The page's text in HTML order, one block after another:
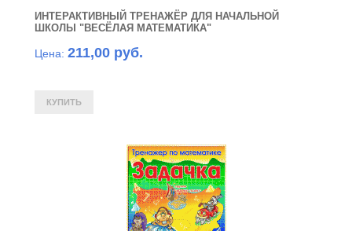
ИНТЕРАКТИВНЫЙ ТРЕНАЖЁР ДЛЯ НАЧАЛЬНОЙ
ШКОЛЫ "ВЕСЁЛАЯ МАТЕМАТИКА"
Цена: 211,00 руб.